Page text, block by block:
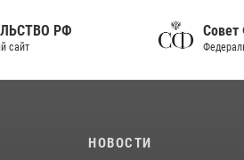
Совет Федерации
Федерального
НОВОСТИ